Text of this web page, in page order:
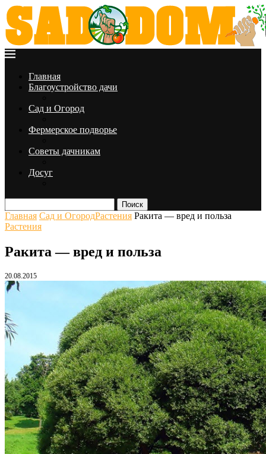
Главная
Благоустройство дачи
Сад и Огород
Фермерское подворье
Советы дачникам
Досуг
Поиск
Главная Сад и ОгородРастения Ракита — вред и польза
Растения
Ракита — вред и польза
20.08.2015